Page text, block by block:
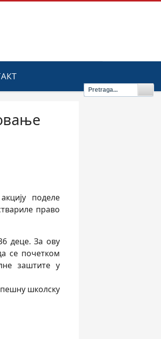
поделе
право
деце. За ову
се почетком
заштите у
школску